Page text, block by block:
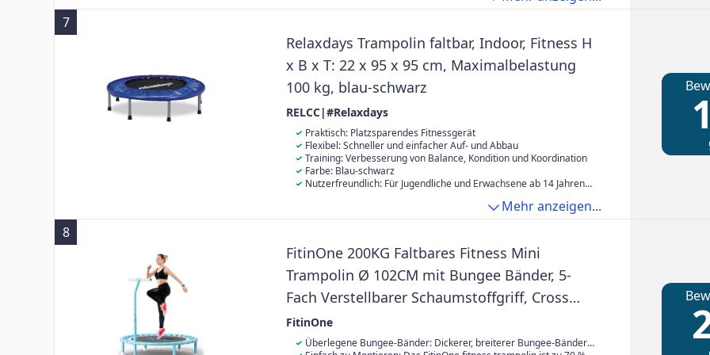
7
Relaxdays Trampolin faltbar, Indoor, Fitness H
x B x T: 22 x 95 x 95 cm, Maximalbelastung
100 kg, blau-schwarz
RELCC|#Relaxdays
Praktisch: Platzsparendes Fitnessgerät
Flexibel: Schneller und einfacher Auf- und Abbau
Training: Verbesserung von Balance, Kondition und Koordination
Farbe: Blau-schwarz
Nutzerfreundlich: Für Jugendliche und Erwachsene ab 14 Jahren
Mehr anzeigen...
8
FitinOne 200KG Faltbares Fitness Mini
Trampolin Ø 102CM mit Bungee Bänder, 5-
Fach Verstellbarer Schaumstoffgriff, Cross
Jump Indoor-Trampolin für Kinder und
Erwachsene
FitinOne
Überlegene Bungee-Bänder: Dickerer, breiterer Bungee-Bänder